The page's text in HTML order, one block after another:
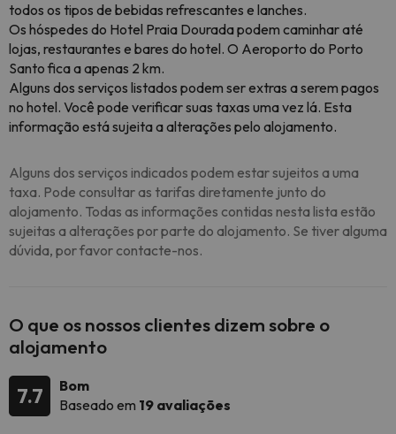
todos os tipos de bebidas refrescantes e lanches.
Os hóspedes do Hotel Praia Dourada podem caminhar até
lojas, restaurantes e bares do hotel. O Aeroporto do Porto
Santo fica a apenas 2 km.
Alguns dos serviços listados podem ser extras a serem pagos
no hotel. Você pode verificar suas taxas uma vez lá. Esta
informação está sujeita a alterações pelo alojamento.
Alguns dos serviços indicados podem estar sujeitos a uma
taxa. Pode consultar as tarifas diretamente junto do
alojamento. Todas as informações contidas nesta lista estão
sujeitas a alterações por parte do alojamento. Se tiver alguma
dúvida, por favor contacte-nos.
O que os nossos clientes dizem sobre o
alojamento
7.7
Bom
Baseado em 19 avaliações